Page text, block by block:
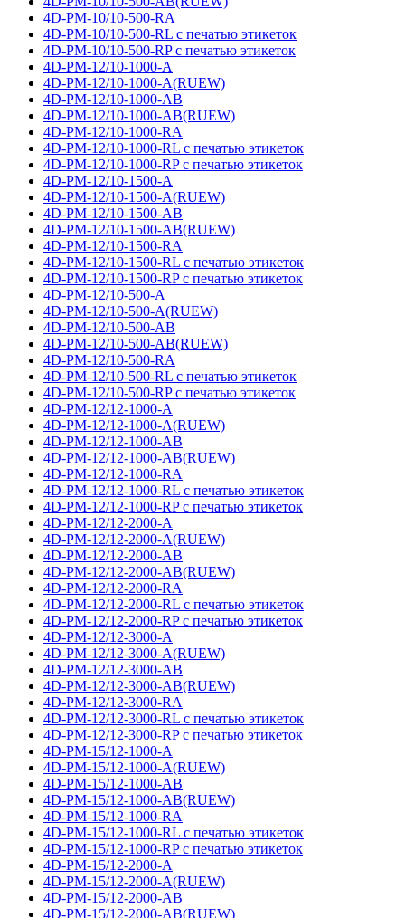
4D-PM-10/10-500-RA
4D-PM-10/10-500-RL с печатью этикеток
4D-PM-10/10-500-RP с печатью этикеток
4D-PM-12/10-1000-A
4D-PM-12/10-1000-A(RUEW)
4D-PM-12/10-1000-AB
4D-PM-12/10-1000-AB(RUEW)
4D-PM-12/10-1000-RA
4D-PM-12/10-1000-RL с печатью этикеток
4D-PM-12/10-1000-RP с печатью этикеток
4D-PM-12/10-1500-A
4D-PM-12/10-1500-A(RUEW)
4D-PM-12/10-1500-AB
4D-PM-12/10-1500-AB(RUEW)
4D-PM-12/10-1500-RA
4D-PM-12/10-1500-RL с печатью этикеток
4D-PM-12/10-1500-RP с печатью этикеток
4D-PM-12/10-500-A
4D-PM-12/10-500-A(RUEW)
4D-PM-12/10-500-AB
4D-PM-12/10-500-AB(RUEW)
4D-PM-12/10-500-RA
4D-PM-12/10-500-RL с печатью этикеток
4D-PM-12/10-500-RP с печатью этикеток
4D-PM-12/12-1000-A
4D-PM-12/12-1000-A(RUEW)
4D-PM-12/12-1000-AB
4D-PM-12/12-1000-AB(RUEW)
4D-PM-12/12-1000-RA
4D-PM-12/12-1000-RL с печатью этикеток
4D-PM-12/12-1000-RP с печатью этикеток
4D-PM-12/12-2000-A
4D-PM-12/12-2000-A(RUEW)
4D-PM-12/12-2000-AB
4D-PM-12/12-2000-AB(RUEW)
4D-PM-12/12-2000-RA
4D-PM-12/12-2000-RL с печатью этикеток
4D-PM-12/12-2000-RP с печатью этикеток
4D-PM-12/12-3000-A
4D-PM-12/12-3000-A(RUEW)
4D-PM-12/12-3000-AB
4D-PM-12/12-3000-AB(RUEW)
4D-PM-12/12-3000-RA
4D-PM-12/12-3000-RL с печатью этикеток
4D-PM-12/12-3000-RP с печатью этикеток
4D-PM-15/12-1000-A
4D-PM-15/12-1000-A(RUEW)
4D-PM-15/12-1000-AB
4D-PM-15/12-1000-AB(RUEW)
4D-PM-15/12-1000-RA
4D-PM-15/12-1000-RL с печатью этикеток
4D-PM-15/12-1000-RP с печатью этикеток
4D-PM-15/12-2000-A
4D-PM-15/12-2000-A(RUEW)
4D-PM-15/12-2000-AB
4D-PM-15/12-2000-AB(RUEW)